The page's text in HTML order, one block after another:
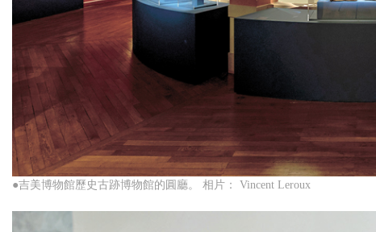
●吉美博物館歷史古跡博物館的圓廳。 相片： Vincent Leroux